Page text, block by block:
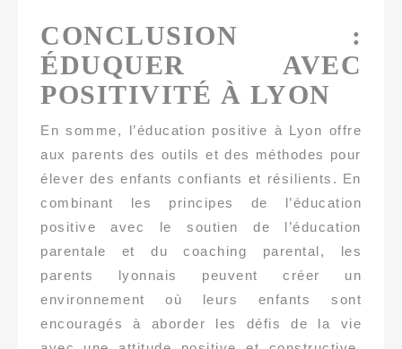
CONCLUSION :
ÉDUQUER AVEC
POSITIVITÉ À LYON
En somme, l’éducation positive à Lyon offre
aux parents des outils et des méthodes pour
élever des enfants confiants et résilients. En
combinant les principes de l’éducation
positive avec le soutien de l’éducation
parentale et du coaching parental, les
parents lyonnais peuvent créer un
environnement où leurs enfants sont
encouragés à aborder les défis de la vie